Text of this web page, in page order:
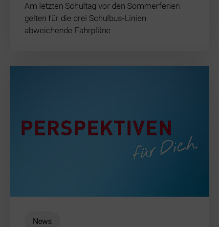
Am letzten Schultag vor den Sommerferien
gelten für die drei Schulbus-Linien
abweichende Fahrpläne
News